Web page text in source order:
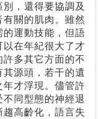
，還得要協調及
關的肌肉。雖然
運動技能，但語
在年紀很大了才
多其它方面的不
源頭，若干的遺
才浮現。儘管許
同型態的神經退
高齡化，語言失